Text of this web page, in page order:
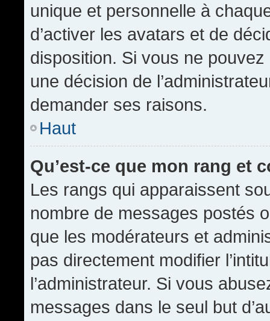
unique et personnelle à
d’activer les avatars et de
disposition. Si vous ne pouvez
une décision de
demander ses raisons.
Haut
Qu’est-ce que mon rang et
Les rangs qui apparaissent
nombre de messages postés
que les modérateurs et
pas directement modifier
l’administrateur. Si vous
messages dans le seul but